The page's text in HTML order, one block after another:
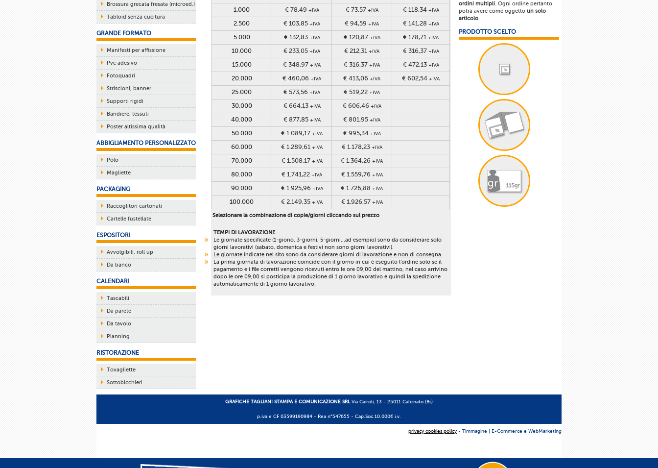
Brossura grecata fresata (microed.)
Tabloid senza cucitura
GRANDE FORMATO
Manifesti per affissione
Pvc adesivo
Fotoquadri
Striscioni, banner
Supporti rigidi
Bandiere, tessuti
Poster altissima qualità
ABBIGLIAMENTO PERSONALIZZATO
Polo
Magliette
PACKAGING
Raccoglitori cartonati
Cartelle fustellate
ESPOSITORI
Avvolgibili, roll up
Da banco
CALENDARI
Tascabili
Da parete
Da tavolo
Planning
RISTORAZIONE
Tovagliette
Sottobicchieri
1.000 € 78,49 +IVA € 73,57 +IVA € 118,34 +IVA
2.500 € 103,85 +IVA € 94,59 +IVA € 141,28 +IVA
5.000 € 132,83 +IVA € 120,87 +IVA € 178,71 +IVA
10.000 € 233,05 +IVA € 212,31 +IVA € 316,37 +IVA
15.000 € 348,97 +IVA € 316,37 +IVA € 472,13 +IVA
20.000 € 460,06 +IVA € 413,06 +IVA € 602,54 +IVA
25.000 € 573,56 +IVA € 519,22 +IVA
30.000 € 664,13 +IVA € 606,46 +IVA
40.000 € 877,85 +IVA € 801,95 +IVA
50.000 € 1.089,17 +IVA € 995,34 +IVA
60.000 € 1.289,61 +IVA € 1.178,23 +IVA
70.000 € 1.508,17 +IVA € 1.364,26 +IVA
80.000 € 1.741,22 +IVA € 1.559,76 +IVA
90.000 € 1.925,96 +IVA € 1.726,88 +IVA
100.000 € 2.149,35 +IVA € 1.926,57 +IVA
Selezionare la combinazione di copie/giorni cliccando sul prezzo
TEMPI DI LAVORAZIONE
Le giornate specificate (1-giono, 3-giorni, 5-giorni...ad esempio) sono da considerare solo
giorni lavorativi (sabato, domenica e festivi non sono giorni lavorativi).
Le giornate indicate nel sito sono da considerare giorni di lavorazione e non di consegna.
La prima giornata di lavorazione coincide con il giorno in cui è eseguito l'ordine solo se il
pagamento e i file corretti vengono ricevuti entro le ore 09,00 del mattino, nel caso arrivino
dopo le ore 09,00 si posticipa la produzione di 1 giorno lavorativo e quindi la spedizione
automaticamente di 1 giorno lavorativo.
ordini multipli. Ogni ordine pertanto
potrà avere come oggetto un solo
articolo.
PRODOTTO SCELTO
GRAFICHE TAGLIANI STAMPA E COMUNICAZIONE SRL Via Cairoli, 13 - 25011 Calcinato (Bs)
p.iva e CF 03599190984 - Rea n°547655 - Cap.Soc.10.000€ i.v.
privacy cookies policy - Timmagine | E-Commerce e WebMarketing